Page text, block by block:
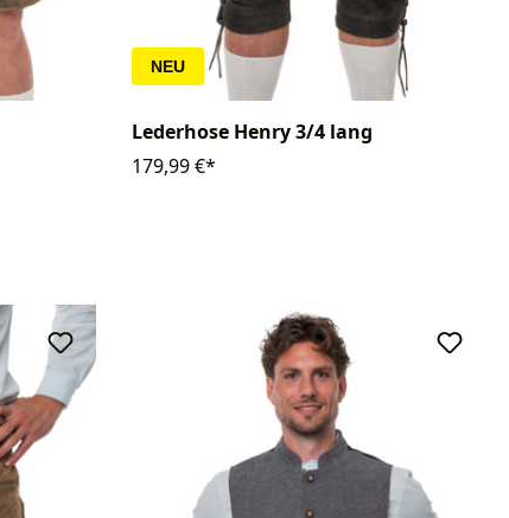
NEU
Lederhose Henry 3/4 lang
179,99 €*